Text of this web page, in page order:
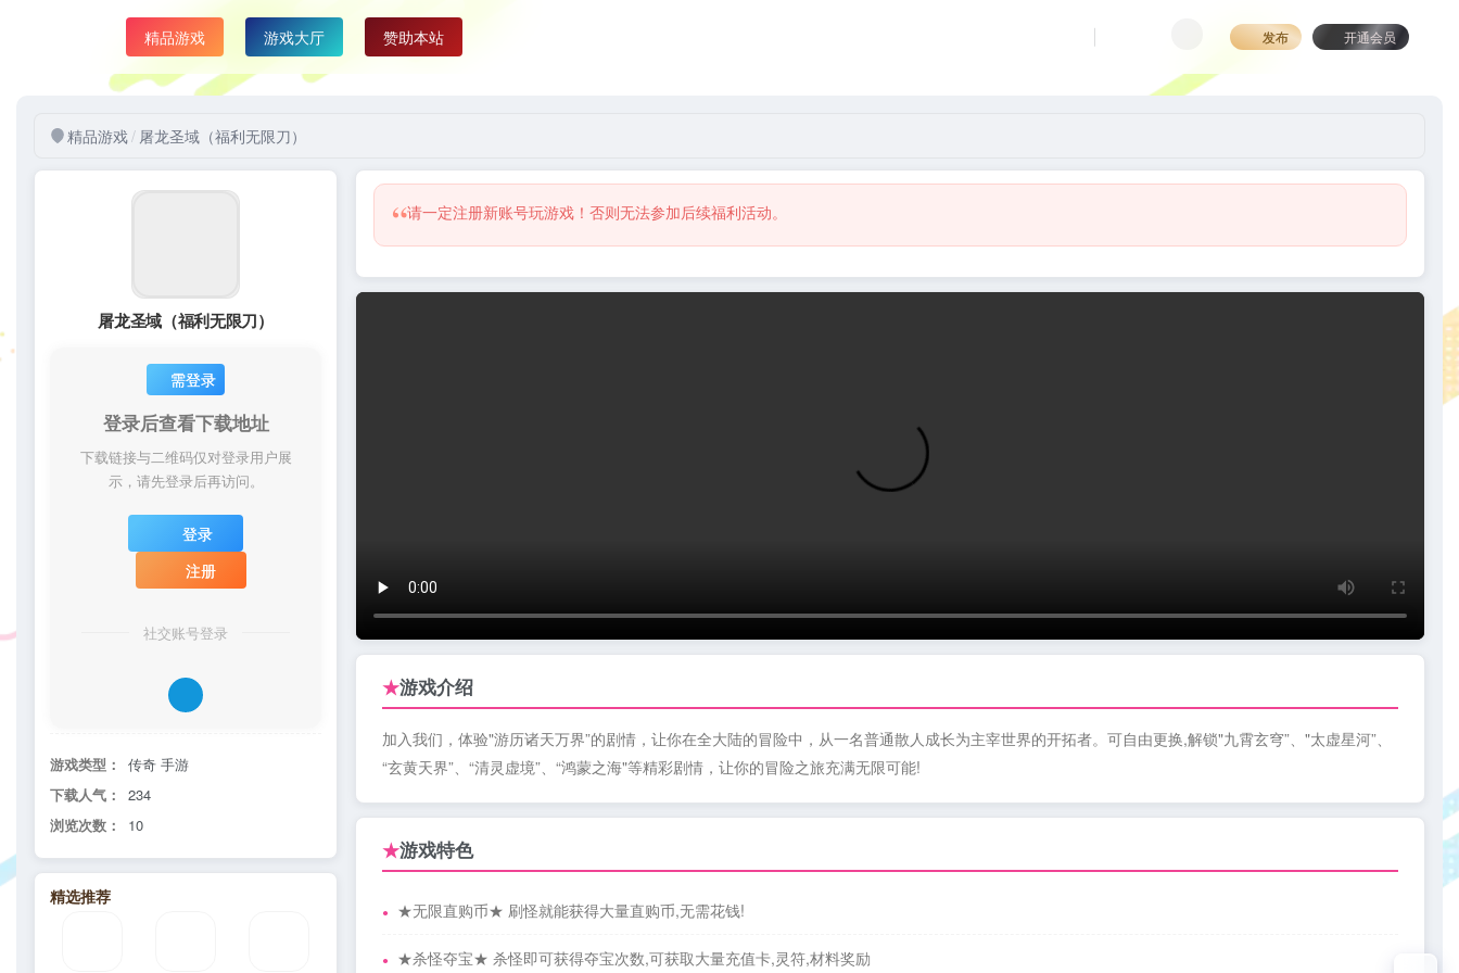
精品游戏 发布 开通会员
精品游戏/ 屠龙圣域（福利无限刀）
屠龙圣域（福利无限刀）
需登录
登录后查看下载地址
下载链接与二维码仅对登录用户展
示，请先登录后再访问。
登录
注册
社交账号登录
游戏类型：
传奇 手游
下载人气：
234
浏览次数：
10
精选推荐
“请一定注册新账号玩游戏！否则无法参加后续福利活动。
★游戏介绍
加入我们，体验"游历诸天万界”的剧情，让你在全大陆的冒险中，从一名普通散人成长为主宰世界的开拓者。可自由更换,解锁"九霄玄穹”、"太虚星河”、
“玄黄天界”、“清灵虚境”、“鸿蒙之海"等精彩剧情，让你的冒险之旅充满无限可能!
★游戏特色
★无限直购币★ 刷怪就能获得大量直购币,无需花钱!
★杀怪夺宝★ 杀怪即可获得夺宝次数,可获取大量充值卡,灵符,材料奖励